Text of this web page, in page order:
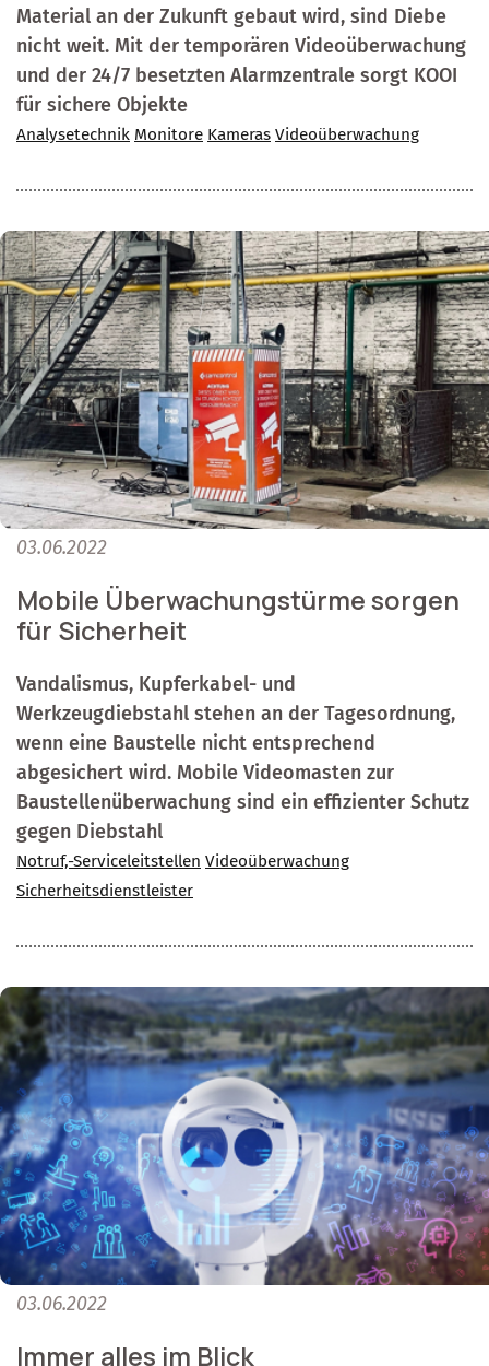
Material an der Zukunft gebaut wird, sind Diebe
nicht weit. Mit der temporären Videoüberwachung
und der 24/7 besetzten Alarmzentrale sorgt KOOI
für sichere Objekte
Analysetechnik Monitore Kameras Videoüberwachung
03.06.2022
Mobile Überwachungstürme sorgen
für Sicherheit
Vandalismus, Kupferkabel- und
Werkzeugdiebstahl stehen an der Tagesordnung,
wenn eine Baustelle nicht entsprechend
abgesichert wird. Mobile Videomasten zur
Baustellenüberwachung sind ein effizienter Schutz
gegen Diebstahl
Notruf,-Serviceleitstellen Videoüberwachung
Sicherheitsdienstleister
03.06.2022
Immer alles im Blick